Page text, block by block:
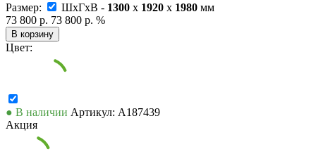
Размер:
ШxГxВ - 1300 x 1920 x 1980 мм
73 800 р. 73 800 р. %
В корзину
Цвет:
● В наличии Артикул: А187439
Акция